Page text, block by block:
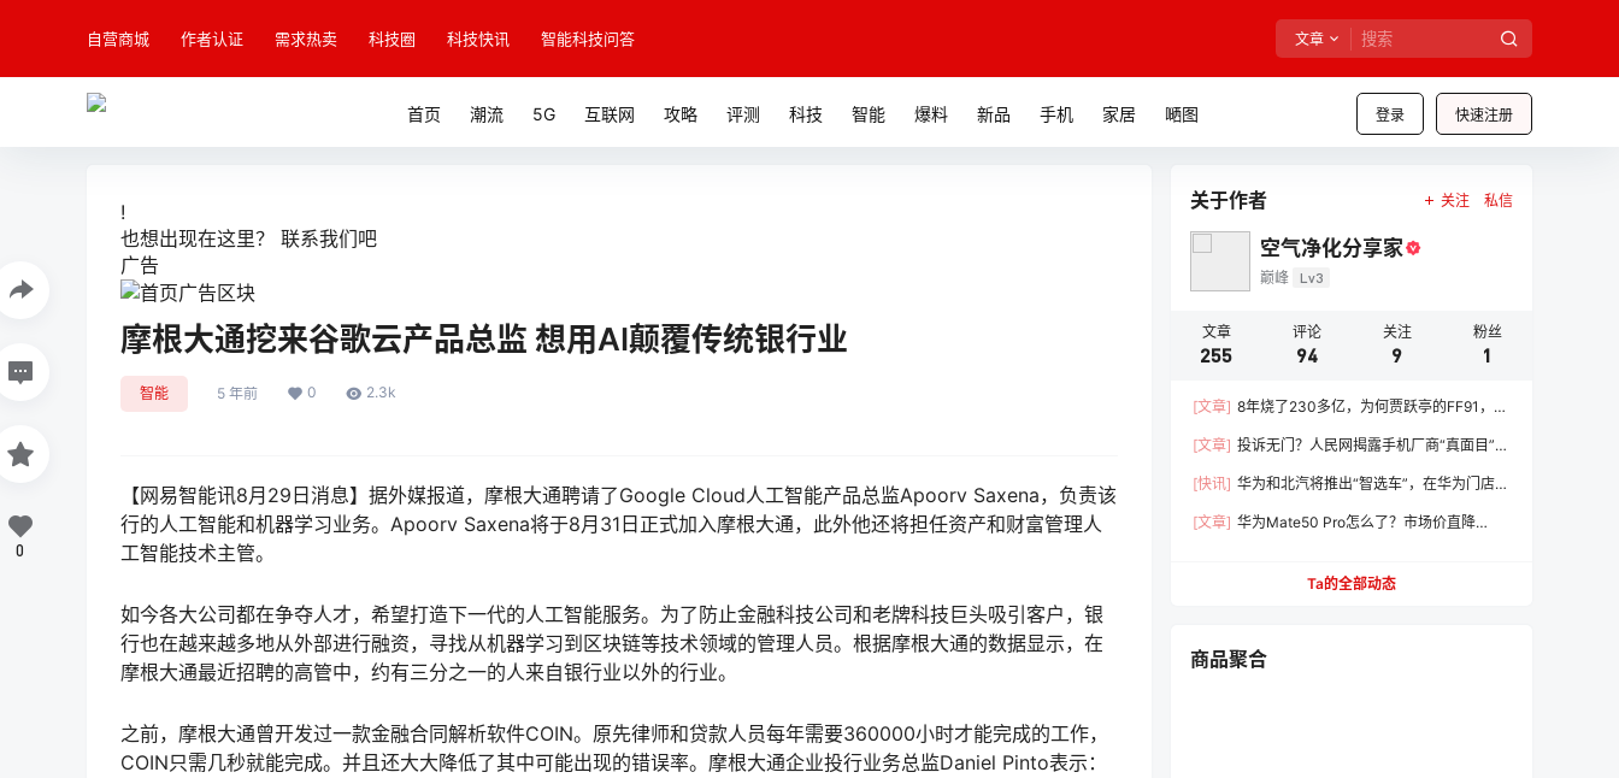
自营商城 作者认证 需求热卖 科技圈 科技快讯 智能科技问答 文章
登录 快速注册
首页 潮流 5G 互联网 攻略 评测 科技 智能 爆料 新品 手机 家居 嗮图
!
也想出现在这里？ 联系我们吧
广告
摩根大通挖来谷歌云产品总监 想用AI颠覆传统银行业
智能 5 年前 0 2.3k
【网易智能讯8月29日消息】据外媒报道，摩根大通聘请了Google Cloud人工智能产品总监Apoorv Saxena，负责该
行的人工智能和机器学习业务。Apoorv Saxena将于8月31日正式加入摩根大通，此外他还将担任资产和财富管理人
工智能技术主管。
如今各大公司都在争夺人才，希望打造下一代的人工智能服务。为了防止金融科技公司和老牌科技巨头吸引客户，银
行也在越来越多地从外部进行融资，寻找从机器学习到区块链等技术领域的管理人员。根据摩根大通的数据显示，在
摩根大通最近招聘的高管中，约有三分之一的人来自银行业以外的行业。
之前，摩根大通曾开发过一款金融合同解析软件COIN。原先律师和贷款人员每年需要360000小时才能完成的工作，
COIN只需几秒就能完成。并且还大大降低了其中可能出现的错误率。摩根大通企业投行业务总监Daniel Pinto表示：
0
关于作者 关注 私信
空气净化分享家
巅峰 Lv3
文章
255
评论
94
关注
9
粉丝
1
[文章] 8年烧了230多亿，为何贾跃亭的FF91，就
[文章] 投诉无门？人民网揭露手机厂商“真面目”，
[快讯] 华为和北汽将推出“智选车”，在华为门店销
[文章] 华为Mate50 Pro怎么了？市场价直降
Ta的全部动态
商品聚合